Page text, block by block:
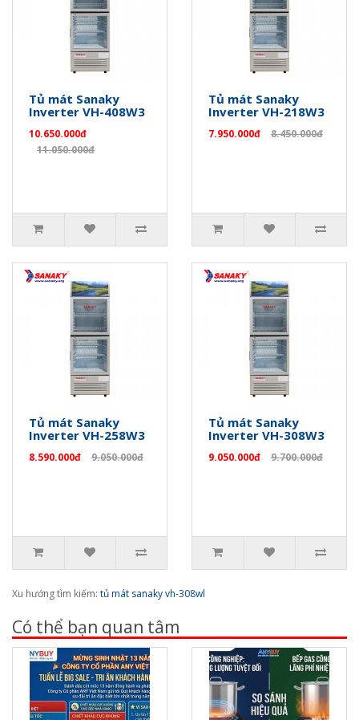
Tủ mát Sanaky
Inverter VH-408W3
10.650.000đ
11.050.000đ
Tủ mát Sanaky
Inverter VH-218W3
7.950.000đ 8.450.000đ
Tủ mát Sanaky
Inverter VH-258W3
8.590.000đ 9.050.000đ
Tủ mát Sanaky
Inverter VH-308W3
9.050.000đ 9.700.000đ
Xu hướng tìm kiếm: tủ mát sanaky vh-308wl
Có thể bạn quan tâm